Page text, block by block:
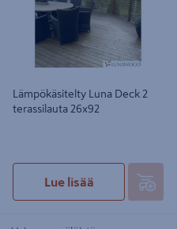
Lämpökäsitelty Luna Deck 2
terassilauta 26x92
Lue lisää